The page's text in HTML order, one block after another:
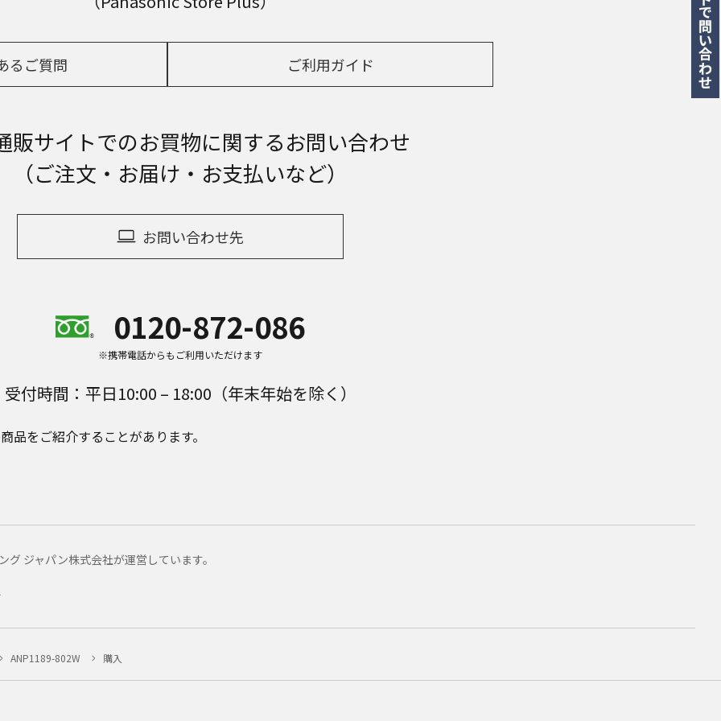
るご質問 ご利用ガイド
販サイトでのお買物に関するお問い合わせ
（ご注文・お届け・お支払いなど）
お問い合わせ先
0120-872-086
※携帯電話からもご利用いただけます
受付時間：平日10:00 – 18:00（年末年始を除く）
品をご紹介することがあります。
ジャパン株式会社が運営しています。
ANP1189-802W 購入